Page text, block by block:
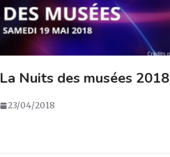
La Nuits des musées 2018
23/04/2018